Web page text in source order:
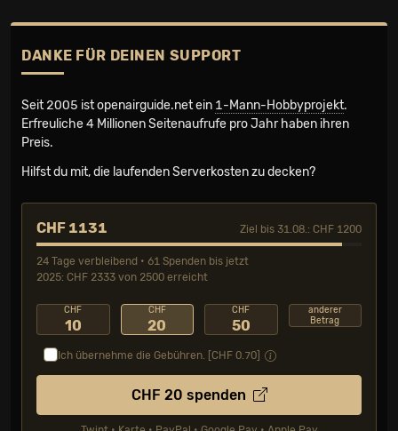
DANKE FÜR DEINEN SUPPORT
Seit 2005 ist openairguide.net ein 1-Mann-Hobbyprojekt.
Erfreuliche 4 Millionen Seiten­aufrufe pro Jahr haben ihren
Preis.
Hilfst du mit, die laufenden Serverkosten zu decken?
CHF 1131 Ziel bis 31.08.: CHF 1200
24 Tage verbleibend • 61 Spenden bis jetzt
2025: CHF 2333 von 2500 erreicht
CHF
10
CHF
20
CHF
50
anderer
Betrag
Ich übernehme die Gebühren. [CHF 0.70
CHF 20 spenden